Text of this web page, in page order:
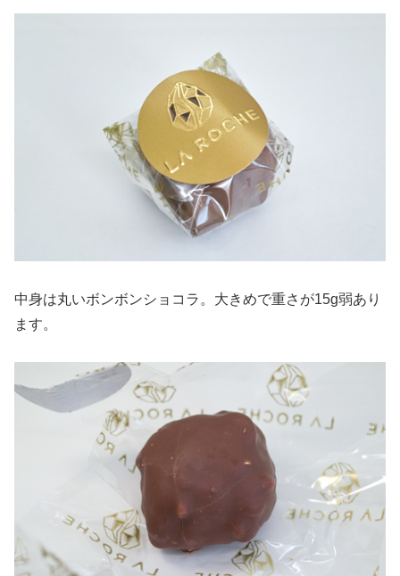
中身は丸いボンボンショコラ。大きめで重さが15g弱あり
ます。